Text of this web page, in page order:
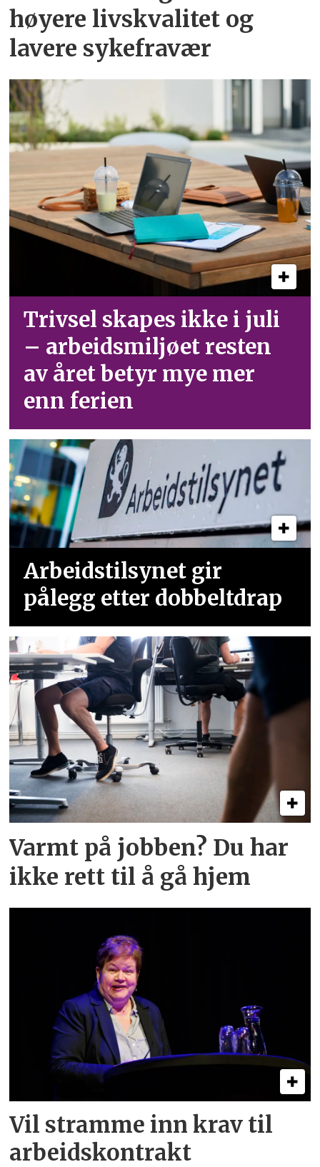
høyere livskvalitet og
lavere sykefravær
Trivsel skapes ikke i juli
– arbeid­smiljøet resten
av året betyr mye mer
enn ferien
Arbeidstilsynet gir
pålegg etter dobbeltdrap
Varmt på jobben? Du har
ikke rett til å gå hjem
Vil stramme inn krav til
arbeids­kontrakt